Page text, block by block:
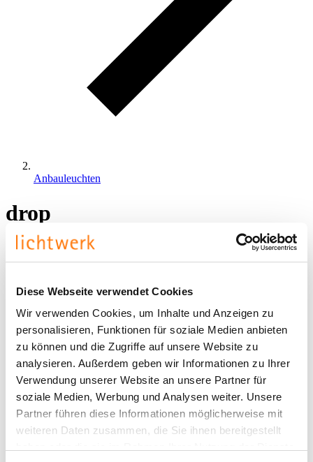
Diese Webseite verwendet Cookies
Wir verwenden Cookies, um Inhalte und Anzeigen zu
personalisieren, Funktionen für soziale Medien anbieten
zu können und die Zugriffe auf unsere Website zu
analysieren. Außerdem geben wir Informationen zu Ihrer
Verwendung unserer Website an unsere Partner für
soziale Medien, Werbung und Analysen weiter. Unsere
Partner führen diese Informationen möglicherweise mit
weiteren Daten zusammen, die Sie ihnen bereitgestellt
Anbauleuchten
drop
Produkte